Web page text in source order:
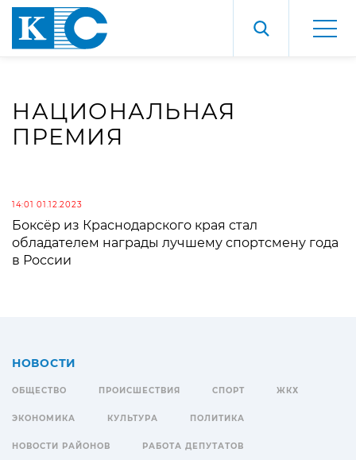
НАЦИОНАЛЬНАЯ
ПРЕМИЯ
14:01 01.12.2023
Боксёр из Краснодарского края стал
обладателем награды лучшему спортсмену года
в России
НОВОСТИ
ОБЩЕСТВО ПРОИСШЕСТВИЯ СПОРТ ЖКХ
ЭКОНОМИКА КУЛЬТУРА ПОЛИТИКА
НОВОСТИ РАЙОНОВ РАБОТА ДЕПУТАТОВ